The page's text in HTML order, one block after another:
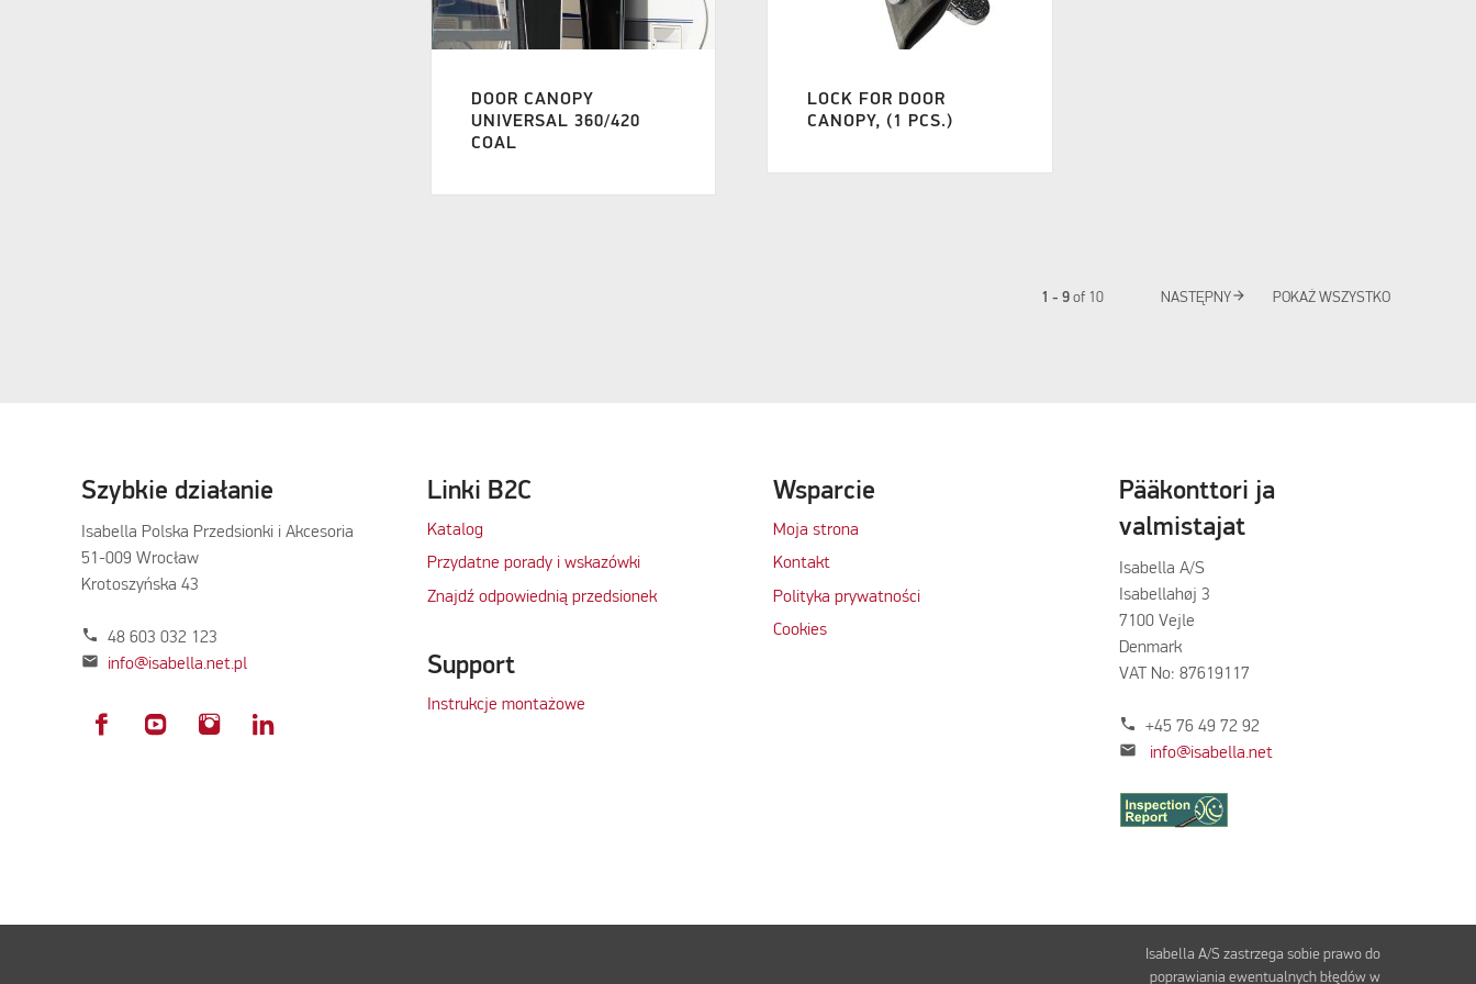
DOOR CANOPY
UNIVERSAL 360/420
COAL
LOCK FOR DOOR
CANOPY, (1 PCS.)
1 - 9of 10 NASTĘPNYarrow_forward POKAŻ WSZYSTKO
Szybkie działanie
Isabella Polska Przedsionki i Akcesoria
51-009 Wrocław
Krotoszyńska 43
phone 48 603 032 123
mail info@isabella.net.pl
Linki B2C
Katalog
Przydatne porady i wskazówki
Znajdź odpowiednią przedsionek
Support
Instrukcje montażowe
Wsparcie
Moja strona
Kontakt
Polityka prywatności
Cookies
Pääkonttori ja
valmistajat
Isabella A/S
Isabellahøj 3
7100 Vejle
Denmark
VAT No: 87619117
phone +45 76 49 72 92
mail info@isabella.net
Isabella A/S zastrzega sobie prawo do
poprawiania ewentualnych błędów w